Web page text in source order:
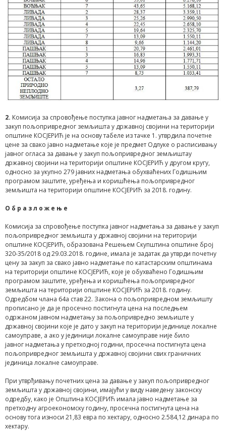
2. Комисија за спровођење поступка јавног надметања за давање у
закуп пољопривредног земљишта у државноj својини на територији
општине КОСЈЕРИЋ је на основу табеле из тачке 1. утврдила почетне
цене за свако јавно надметање које је предмет Одлуке о расписивању
јавног огласа за давање у закуп пољопривредног земљиштау
државној својини на територији општине КОСЈЕРИЋ у другом кругу,
односно за укупно 279 јавних надметања обухваћених Годишњим
програмом заштите, уређења и коришћења пољопривредног
земљишта на територији општине КОСЈЕРИЋ за 2018. годину.
О б р а з л о ж е њ е
Комисија за спровођење поступка јавног надметања за давање у закуп
пољопривредног земљишта у државној својини на територији
општине КОСЈЕРИЋ, образована Решењем Скупштина општине број
320-35/2018 од 29.03.2018. године, имала је задатак да утврди почетну
цену за закуп за свако јавно надметање по катастарским општинама
на територији општине КОСЈЕРИЋ, које је обухваћено Годишњим
програмом заштите, уређења и коришћења пољопривредног
земљишта на територији општине КОСЈЕРИЋ за 2018. годину.
Одредбом члана 64a став 22. Закона о пољопривредном земљишту
прописано је да је просечно постигнута цена на последњем
одржаном јавном надметању за пољопривредно земљиште у
државној својини које је дато у закуп на територији јединице локалне
самоуправе, а ако у јединици локалне самоуправе није било
јавног надметања у претходној години, просечна постигнута цена
пољопривредног земљишта у државној својини свих граничних
јединица локалне самоуправе.
При утврђивању почетних цена за давање у закуп пољопривредног
земљишта у државној својини, имајући у виду наведену законску
одредбу, како је Општина КОСЈЕРИЋ имала јавно надметање за
претходну агроекономску годину, просечна постигнута цена на
основу тога износи 21,83 евра по хектару, односно 2.584,12 динара по
хектару.